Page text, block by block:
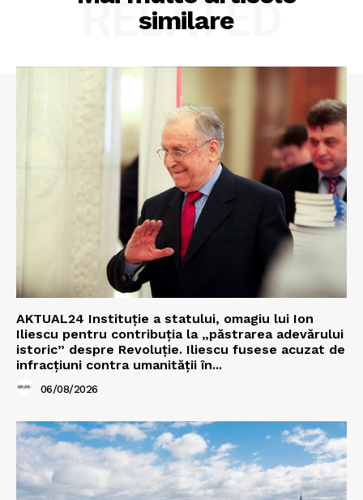
similare
RELATED
AKTUAL24 Instituție a statului, omagiu lui Ion
Iliescu pentru contribuția la „păstrarea adevărului
istoric” despre Revoluție. Iliescu fusese acuzat de
infracțiuni contra umanității în...
06/08/2026